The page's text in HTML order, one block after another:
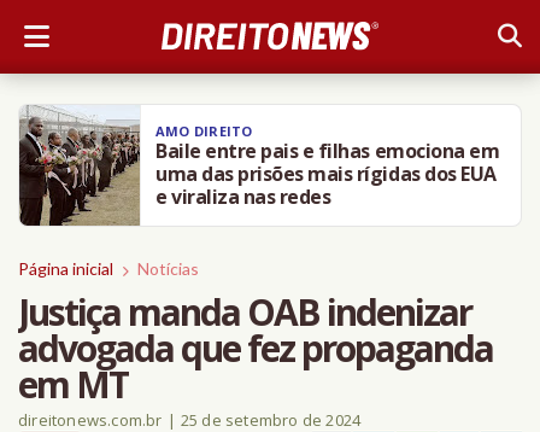
AMO DIREITO
Baile entre pais e filhas emociona em
uma das prisões mais rígidas dos EUA
e viraliza nas redes
Página inicial Notícias
Justiça manda OAB indenizar
advogada que fez propaganda
em MT
direitonews.com.br | 25 de setembro de 2024